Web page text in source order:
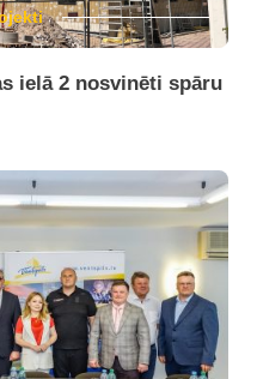
ielā 2 nosvinēti spāru